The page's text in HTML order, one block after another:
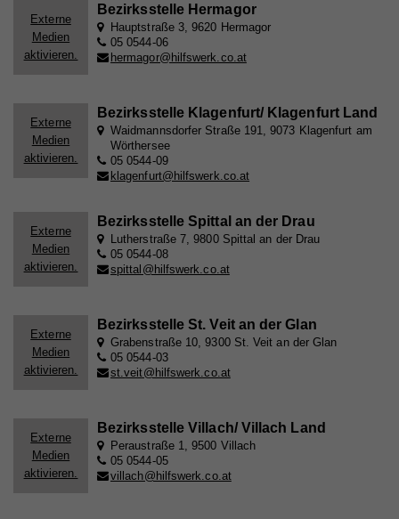
Externe
Medien
aktivieren.
Bezirksstelle Hermagor
Hauptstraße 3, 9620 Hermagor
05 0544-06
hermagor@hilfswerk.co.at
Externe
Medien
aktivieren.
Bezirksstelle Klagenfurt/ Klagenfurt Land
Waidmannsdorfer Straße 191, 9073 Klagenfurt am
Wörthersee
05 0544-09
klagenfurt@hilfswerk.co.at
Externe
Medien
aktivieren.
Bezirksstelle Spittal an der Drau
Lutherstraße 7, 9800 Spittal an der Drau
05 0544-08
spittal@hilfswerk.co.at
Externe
Medien
aktivieren.
Bezirksstelle St. Veit an der Glan
Grabenstraße 10, 9300 St. Veit an der Glan
05 0544-03
st.veit@hilfswerk.co.at
Externe
Medien
aktivieren.
Bezirksstelle Villach/ Villach Land
Peraustraße 1, 9500 Villach
05 0544-05
villach@hilfswerk.co.at
Name _gid
Laufzeit 1 Tag
Registriert eine eindeutige ID, die verwendet wird,
um statistische Daten dazu, wie der Besucher die
Name _ga
2 Jahre
Zweck
Registriert eine eindeutige ID, die verwendet wird,
um statistische Daten dazu, wie der Besucher die
Name io